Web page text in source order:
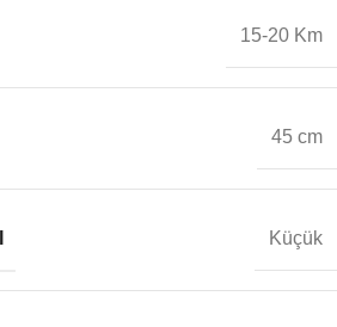
15-20 Km
45 cm
Küçük